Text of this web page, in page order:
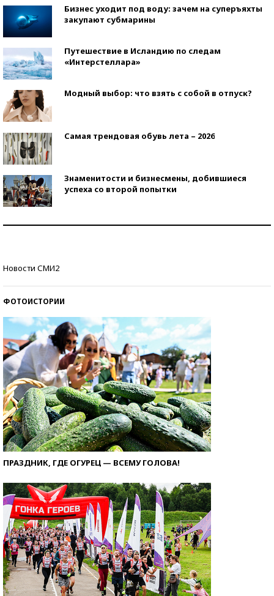
Бизнес уходит под воду: зачем на суперъяхты
закупают субмарины
Путешествие в Исландию по следам
«Интерстеллара»
Модный выбор: что взять с собой в отпуск?
Самая трендовая обувь лета – 2026
Знаменитости и бизнесмены, добившиеся
успеха со второй попытки
Новости СМИ2
ФОТОИСТОРИИ
ПРАЗДНИК, ГДЕ ОГУРЕЦ — ВСЕМУ ГОЛОВА!